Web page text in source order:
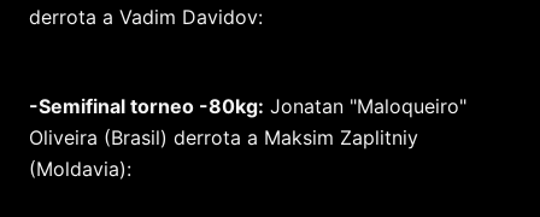
derrota a Vadim Davidov:
-Semifinal torneo -80kg: Jonatan "Maloqueiro"
Oliveira (Brasil) derrota a Maksim Zaplitniy
(Moldavia):